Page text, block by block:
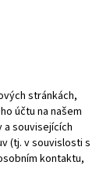
stránkách,
účtu na našem
souvisejících
(tj. v souvislosti s
kontaktu,